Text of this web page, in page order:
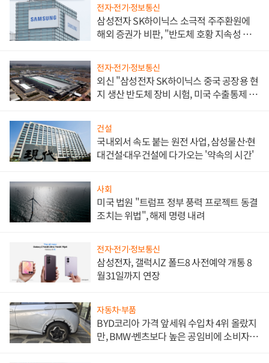
전자·전기·정보통신
삼성전자 SK하이닉스 소극적 주주환원에
해외 증권가 비판, "반도체 호황 지속성 의
전자·전기·정보통신
외신 "삼성전자 SK하이닉스 중국 공장용 현
지 생산 반도체 장비 시험, 미국 수출통제 대
건설
국내외서 속도 붙는 원전 사업, 삼성물산·현
대건설·대우건설에 다가오는 '약속의 시간'
사회
미국 법원 "트럼프 정부 풍력 프로젝트 동결
조치는 위법", 해제 명령 내려
전자·전기·정보통신
삼성전자, 갤럭시Z 폴드8 사전예약 개통 8
월31일까지 연장
자동차·부품
BYD코리아 가격 앞세워 수입차 4위 올랐지
만, BMW·벤츠보다 높은 공임비에 소비자